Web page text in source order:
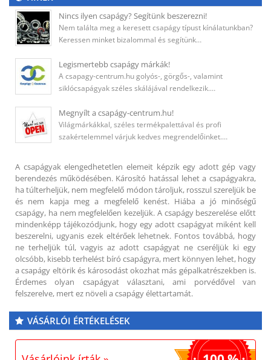
Nincs ilyen csapágy? Segítünk beszerezni!
Nem találta meg a keresett csapágy típust kínálatunkban?
Keressen minket bizalommal és segítünk…
Legismertebb csapágy márkák!
A csapagy-centrum.hu golyós-, görgős-, valamint
siklócsapágyak széles skálájával rendelkezik.…
Megnyílt a csapágy-centrum.hu!
Világmárkákkal, széles termékpalettával és profi
szakértelemmel várjuk kedves megrendelőinket.…
A csapágyak elengedhetetlen elemeit képzik egy adott gép vagy
berendezés működésében. Károsító hatással lehet a csapágyakra,
ha túlterheljük, nem megfelelő módon tároljuk, rosszul szereljük be
és nem kapja meg a megfelelő kenést. Hiába a jó minőségű
csapágy, ha nem megfelelően kezeljük. A csapágy beszerelése előtt
mindenképp tájékozódjunk, hogy egy adott csapágyat miként kell
beszerelni, ugyanis ezek eltérőek lehetnek. Fontos továbbá, hogy
ne terheljük túl, vagyis az adott csapágyat ne cseréljük ki egy
olcsóbb, kisebb terhelést bíró csapágyra, mert könnyen lehet, hogy
a csapágy eltörik és károsodást okozhat más gépalkatrészekben is.
Érdemes olyan csapágyat választani, ami porvédővel van
felszerelve, mert ez növeli a csapágy élettartamát.
VÁSÁRLÓI ÉRTÉKELÉSEK